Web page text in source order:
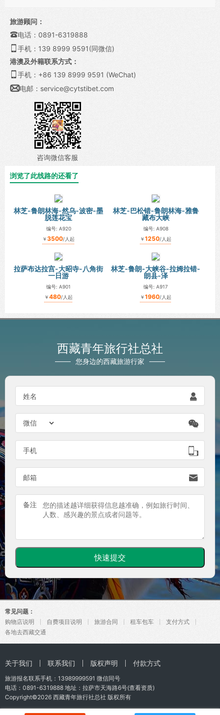
旅游顾问：
电话：0891-6319888
手机：139 8999 9591(同微信)
港澳及外籍联系方式：
手机：+86 139 8999 9591 (WeChat)
电邮： service@cytstibet.com
咨询微信客服
浏览了此线路的还看了
林芝-鲁朗林海-然乌-波密-墨
脱莲花宝
编号: A920
￥3500/人起
林芝-巴松错-鲁朗林海-雅鲁
藏布大峡
编号: A908
￥1250/人起
拉萨布达拉宫-大昭寺-八角街
一日游
编号: A901
￥480/人起
林芝-鲁朗-大峡谷-拉姆拉错-
朗县-泽
编号: A917
￥1960/人起
西藏青年旅行社总社
您身边的西藏旅游行家
姓名 

手机 
邮箱 
备注
常见问题：
购物店说明
自费项目说明 旅游合同 租车包车
支付方式
各地去西藏交通
关于我们 联系我们 版权声明 付款方式
旅游报名联系手机： 13989999591 微信同号
电话：0891-6319888 地址：拉萨市天海路6号(查看资质)
Copyright©2026 西藏青年旅行社总社 版权所有